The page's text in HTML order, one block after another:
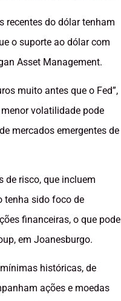
recentes do dólar tenham
o suporte ao dólar com
Asset Management.
muito antes que o Fed”,
volatilidade pode
mercados emergentes de
de risco, que incluem
tenha sido foco de
financeiras, o que pode
em Joanesburgo.
históricas, de
ações e moedas